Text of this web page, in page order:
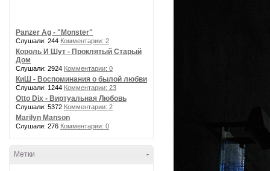
Panzer Ag - "Monster"
Слушали: 244 Комментарии: 2
Король И Шут - Проклятый Старый
Дом
Слушали: 2924 Комментарии: 0
КиШ - Воспоминания о былой любви
Слушали: 1244 Комментарии: 23
Otto Dix - Виртуальная Любовь
Слушали: 5372 Комментарии: 2
Marilyn Manson
Слушали: 276 Комментарии: 0
-
Метки